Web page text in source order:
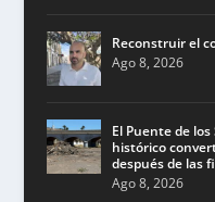
Reconstruir el
Ago 8, 2026
El Puente de
histórico
después de las
Ago 8, 2026